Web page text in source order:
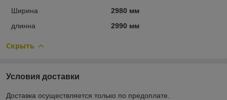
Ширина
2980 мм
длинна
2990 мм
Скрыть
Условия доставки
Доставка осуществляется только по предоплате.